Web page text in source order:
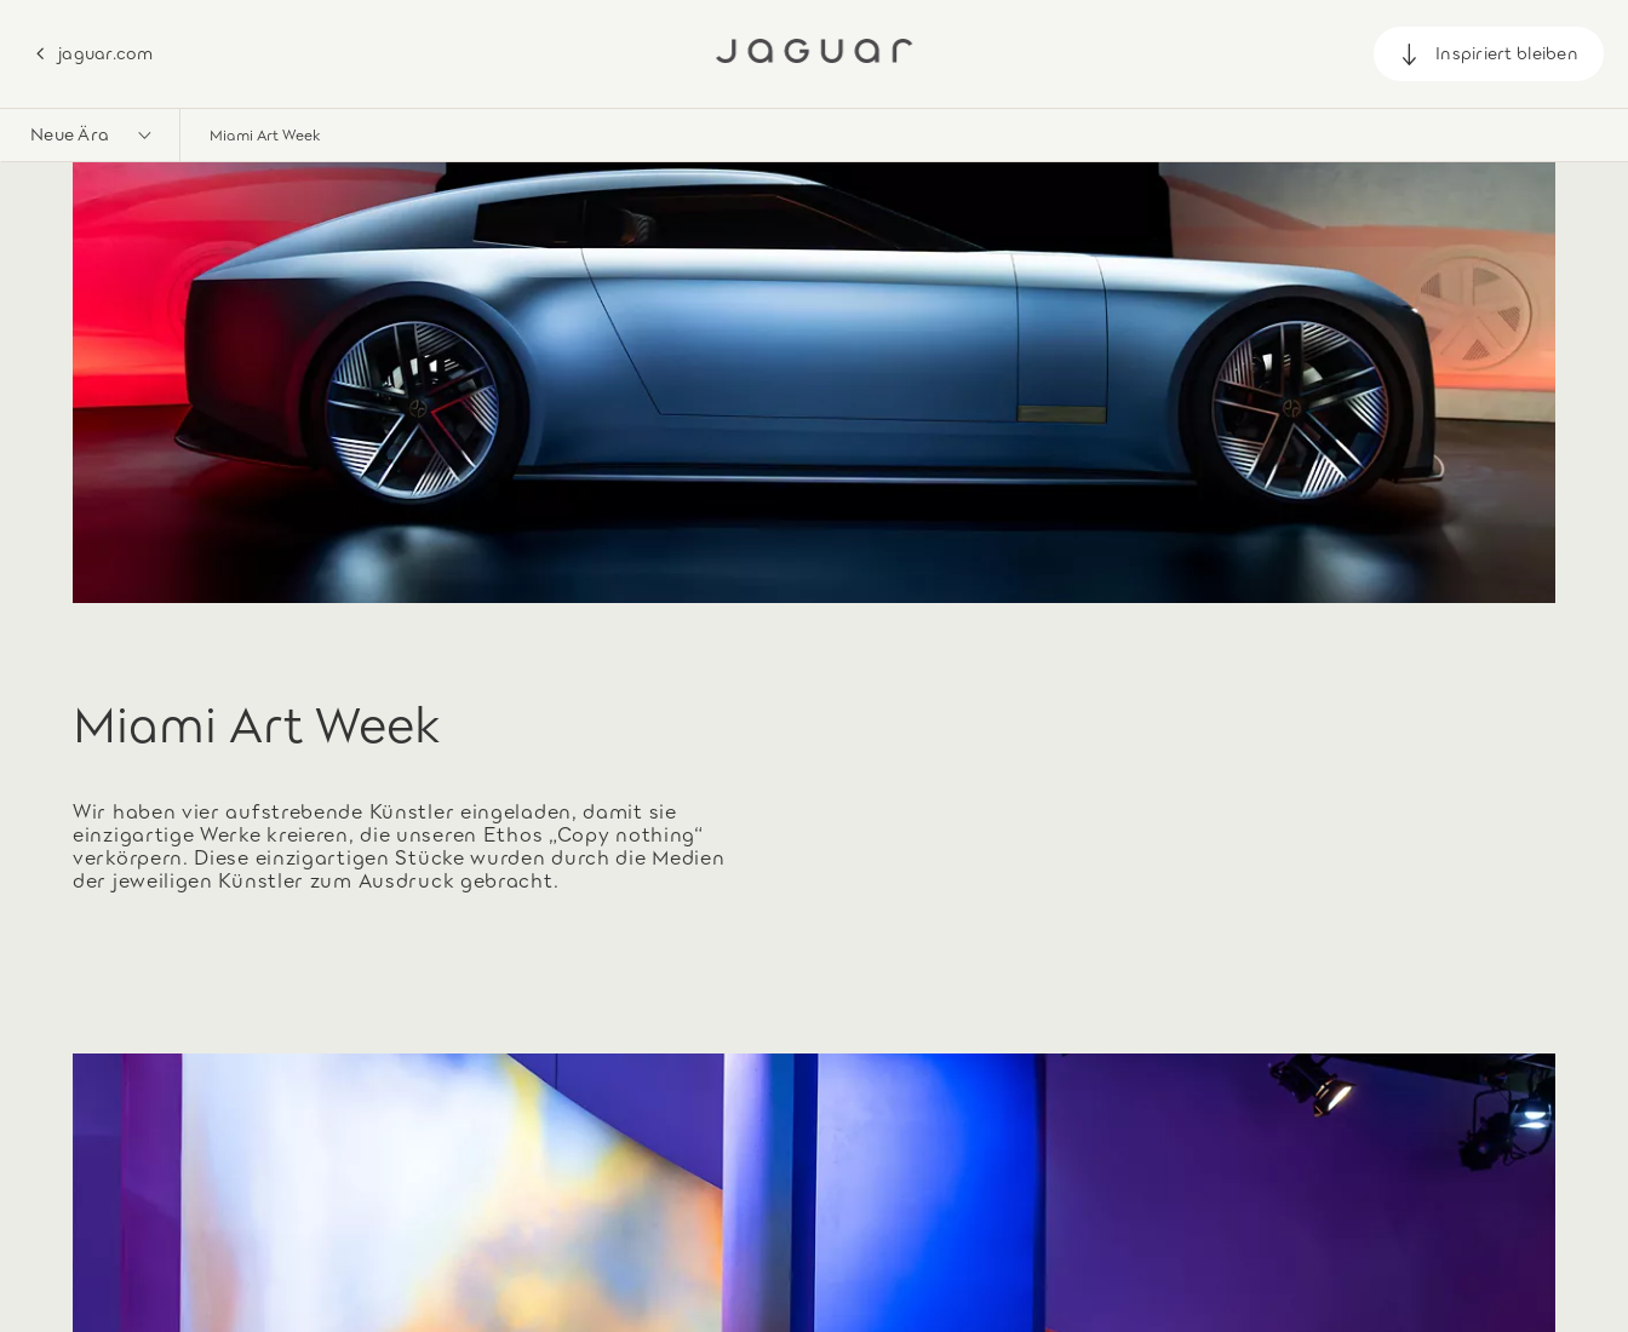
jaguar.com Inspiriert bleiben
Neue Ära Miami Art Week
Miami Art Week
Wir haben vier aufstrebende Künstler eingeladen, damit sie
einzigartige Werke kreieren, die unseren Ethos „Copy nothing“
verkörpern. Diese einzigartigen Stücke wurden durch die Medien
der jeweiligen Künstler zum Ausdruck gebracht.